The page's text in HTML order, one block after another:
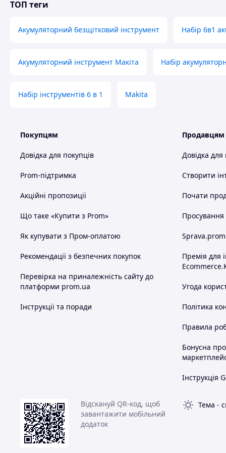
Оснастка:
8 свердел для дерева та металу
6 універсальних біт
Характеристики:
Потужність: 48 В
ТОП теги
Акумуляторний безщітковий інструмент Набір 6в1
Акумуляторний інструмент Макіта Набір
Набір інструментів 6 в 1 Makita
Покупцям
Довідка для покупців
Prom-підтримка
Акційні пропозиції
Що таке «Купити з Prom»
Як купувати з Пром-оплатою
Рекомендації з безпечних покупок
Перевірка на приналежність сайту до
платформи prom.ua
Інструкції та поради
Продавцям
Довідка для
Створити
Почати
Просування
Премія для
Угода
Політика
Правила
Бонусна
Інструкція
Відскануй QR-код, щоб
завантажити мобільний
додаток
Тема -